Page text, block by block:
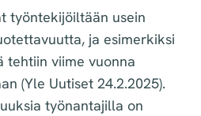
työntekijöiltään usein
ja esimerkiksi
tehtiin viime vuonna
(Yle Uutiset 24.2.2025).
työnantajilla on